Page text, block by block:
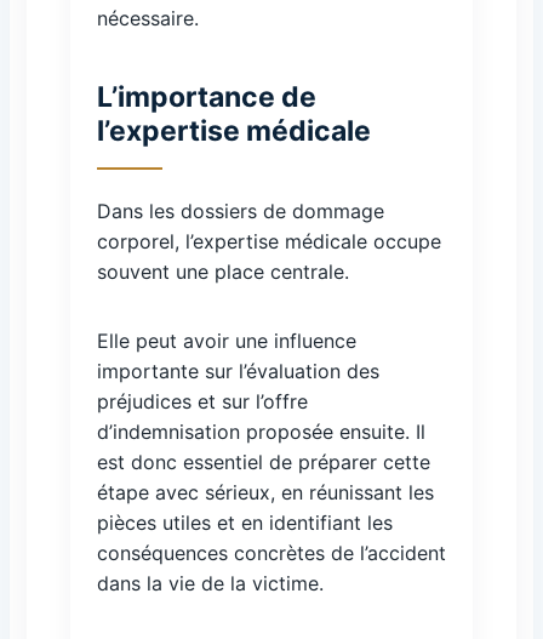
nécessaire.
L’importance de
l’expertise médicale
Dans les dossiers de dommage
corporel, l’expertise médicale occupe
souvent une place centrale.
Elle peut avoir une influence
importante sur l’évaluation des
préjudices et sur l’offre
d’indemnisation proposée ensuite. Il
est donc essentiel de préparer cette
étape avec sérieux, en réunissant les
pièces utiles et en identifiant les
conséquences concrètes de l’accident
dans la vie de la victime.